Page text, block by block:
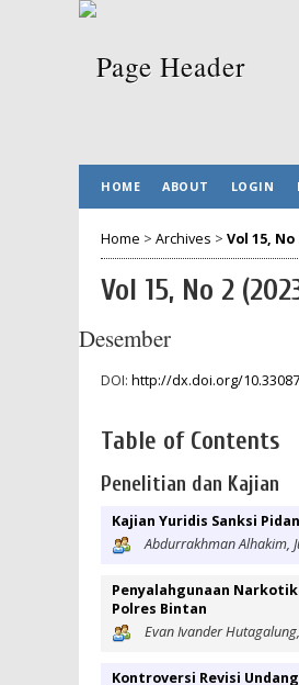
HOME ABOUT LOGIN
Home > Archives > Vol 15, No
Vol 15, No 2
Desember
DOI: http://dx.doi.org/
Table of Contents
Penelitian dan Kajian
Kajian Yuridis Sanksi
Abdurrakhman Alhakim,
Penyalahgunaan
Polres Bintan
Evan Ivander
Kontroversi Revisi